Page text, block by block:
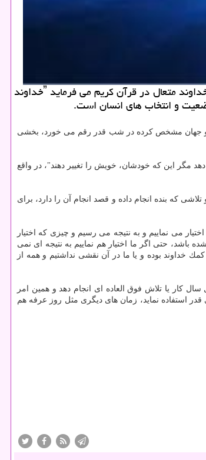
كادو دونی: رئیس انجمن كلام اسلامی حوزه علمیه قم با اشاره به اینكه تغییرات سرنوشت انسان، بر مبنای انتخاب های خود او است، عنوان كرد: خداوند متعال در قرآن كریم می فرماید ˮخداوند
و جهان مشخص كرده در شب قدر رقم می خورد، بخشی
مگر این كه خودشان، خویش را تغییر دهند"، در واقع
كه بنده انجام داده و قصد انجام آن را دارد، برای
می نماییم و به نتیجه می رسیم و چیزی كه اختیار
حتی اگر ما اختیار هم نماییم به نتیجه ای نمی
خداوند بوده و یا ما در آن نقشی نداشتیم و همه از
كار یا تلاش فوق العاده ای انجام دهد و همین امر
استفاده نماید، زمان های دیگری مثل روز عرفه هم